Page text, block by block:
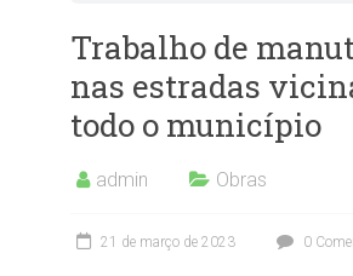
Trabalho de
nas estradas
todo o município
admin Obras
21 de março de 2023 0